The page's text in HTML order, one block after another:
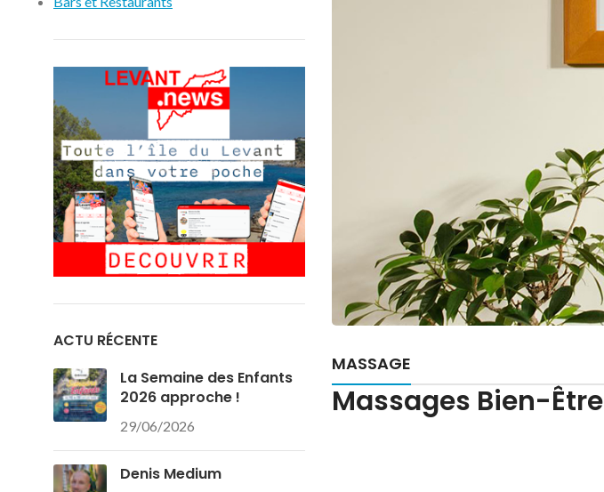
ACTU RÉCENTE
La Semaine des Enfants
2026 approche !
29/06/2026
Denis Medium
MASSAGE
Massages Bien-Être